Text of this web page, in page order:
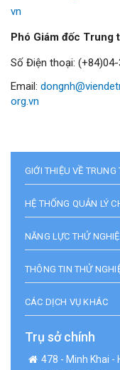
vn
Phó Giám đốc Trung
Số Điện thoại:
Email:
org.vn
GIỚI THIỆU VỀ TRUNG
HỆ THỐNG QUẢN LÝ
NĂNG LỰC THỬ
THÔNG TIN THỬ
CÁC DỊCH VỤ KHÁC
Trụ sở chính
478 - Minh Khai -